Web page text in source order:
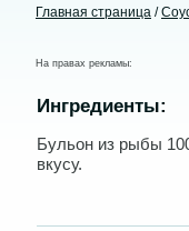
Главная страница /
На правах рекламы:
Ингредиенты:
Бульон из рыбы
вкусу.